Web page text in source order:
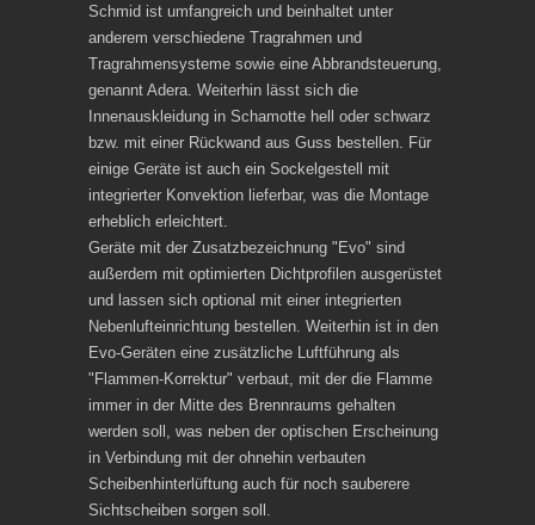
Schmid ist umfangreich und beinhaltet unter
anderem verschiedene Tragrahmen und
Tragrahmensysteme sowie eine Abbrandsteuerung,
genannt Adera. Weiterhin lässt sich die
Innenauskleidung in Schamotte hell oder schwarz
bzw. mit einer Rückwand aus Guss bestellen. Für
einige Geräte ist auch ein Sockelgestell mit
integrierter Konvektion lieferbar, was die Montage
erheblich erleichtert.
Geräte mit der Zusatzbezeichnung "Evo" sind
außerdem mit optimierten Dichtprofilen ausgerüstet
und lassen sich optional mit einer integrierten
Nebenlufteinrichtung bestellen. Weiterhin ist in den
Evo-Geräten eine zusätzliche Luftführung als
"Flammen-Korrektur" verbaut, mit der die Flamme
immer in der Mitte des Brennraums gehalten
werden soll, was neben der optischen Erscheinung
in Verbindung mit der ohnehin verbauten
Scheibenhinterlüftung auch für noch sauberere
Sichtscheiben sorgen soll.